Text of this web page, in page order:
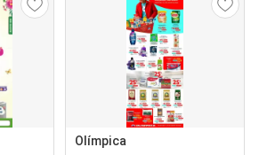
Olímpica